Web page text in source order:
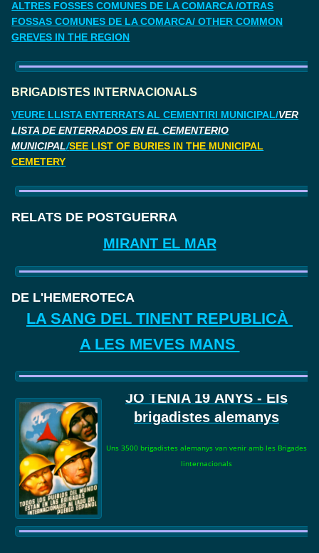
ALTRES FOSSES COMUNES DE LA COMARCA /OTRAS
FOSSAS COMUNES DE LA COMARCA/ OTHER COMMON
GREVES IN THE REGION
BRIGADISTES INTERNACIONALS
VEURE LLISTA ENTERRATS AL CEMENTIRI MUNICIPAL/VER
LISTA DE ENTERRADOS EN EL CEMENTERIO
MUNICIPAL/SEE LIST OF BURIES IN THE MUNICIPAL
CEMETERY
RELATS DE POSTGUERRA
MIRANT EL MAR
DE L'HEMEROTECA
LA SANG DEL TINENT REPUBLICÀ
A LES MEVES MANS
JO TENIA 19 ANYS - Els
brigadistes alemanys
Uns 3500 brigadistes alemanys van venir amb les Brigades
Iinternacionals